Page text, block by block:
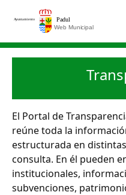
Saltar al contenido principal
El Portal de
reúne toda la
estructurada en
consulta. En él pueden
institucionales,
subvenciones,